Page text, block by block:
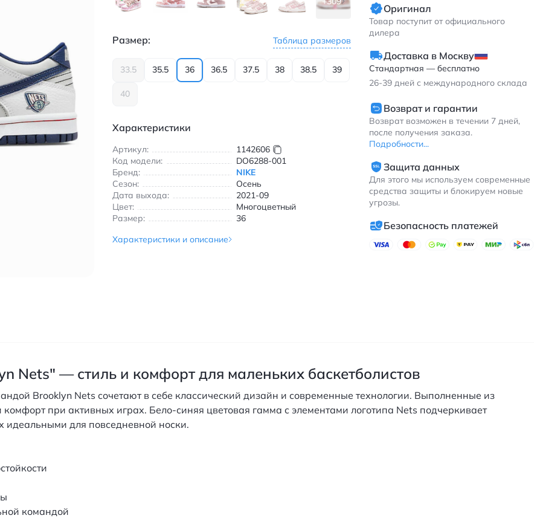
Размер: Таблица размеров
33.5 35.5 36 36.5 37.5 38 38.5 39
40
Характеристики
Артикул:
1142606
Код модели:
DO6288-001
Бренд:
NIKE
Сезон:
Осень
Дата выхода:
2021-09
Цвет:
Многоцветный
Размер:
36
Характеристики и описание
Оригинал
Товар поступит от официального
дилера
Доставка в Москву
Стандартная — бесплатно
26-39 дней с международного склада
Возврат и гарантии
Возврат возможен в течении 7 дней,
после получения заказа.
Подробности...
Защита данных
Для этого мы используем современные
средства защиты и блокируем новые
угрозы.
Безопасность платежей
Nets" — стиль и комфорт для маленьких баскетболистов
Brooklyn Nets сочетают в себе классический дизайн и современные технологии. Выполненные из
при активных играх. Бело-синяя цветовая гамма с элементами логотипа Nets подчеркивает
идеальными для повседневной носки.
командой